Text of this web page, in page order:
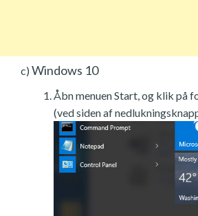
c) Windows 10
Åbn menuen Start, og klik på
(ved siden af